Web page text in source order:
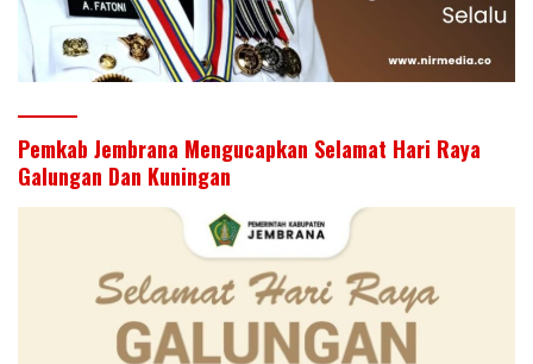
Pemkab Jembrana Mengucapkan Selamat Hari Raya
Galungan Dan Kuningan